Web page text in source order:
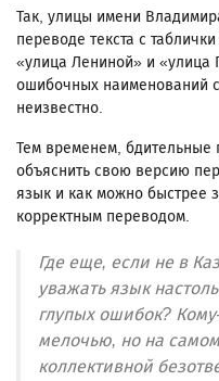
Так, улицы имени
переводе текста с
«улица Лениной» и «улица
ошибочных наименований
неизвестно.
Тем временем, бдительные
объяснить свою версию
язык и как можно быстрее
корректным переводом.
Где еще, если не в
уважать язык
глупых ошибок?
мелочью, но на
коллективной